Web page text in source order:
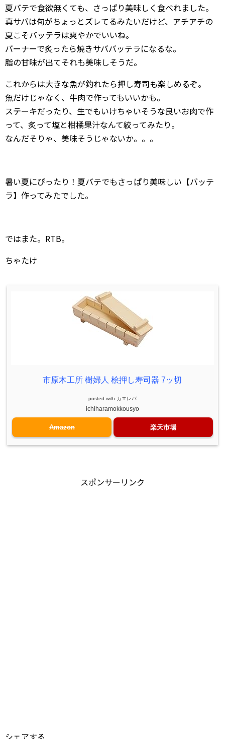
夏バテで食欲無くても、さっぱり美味しく食べれました。
真サバは旬がちょっとズレてるみたいだけど、アチアチの
夏こそバッテラは爽やかでいいね。
バーナーで炙ったら焼きサババッテラになるな。
脂の甘味が出てそれも美味しそうだ。
これからは大きな魚が釣れたら押し寿司も楽しめるぞ。
魚だけじゃなく、牛肉で作ってもいいかも。
ステーキだったり、生でもいけちゃいそうな良いお肉で作
って、炙って塩と柑橘果汁なんて絞ってみたり。
なんだそりゃ、美味そうじゃないか。。。
暑い夏にぴったり！夏バテでもさっぱり美味しい【バッテ
ラ】作ってみたでした。
ではまた。RTB。
ちゃたけ
市原木工所 樹婦人 桧押し寿司器 7ッ切
posted with カエレバ
ichiharamokkousyo
Amazon 楽天市場
スポンサーリンク